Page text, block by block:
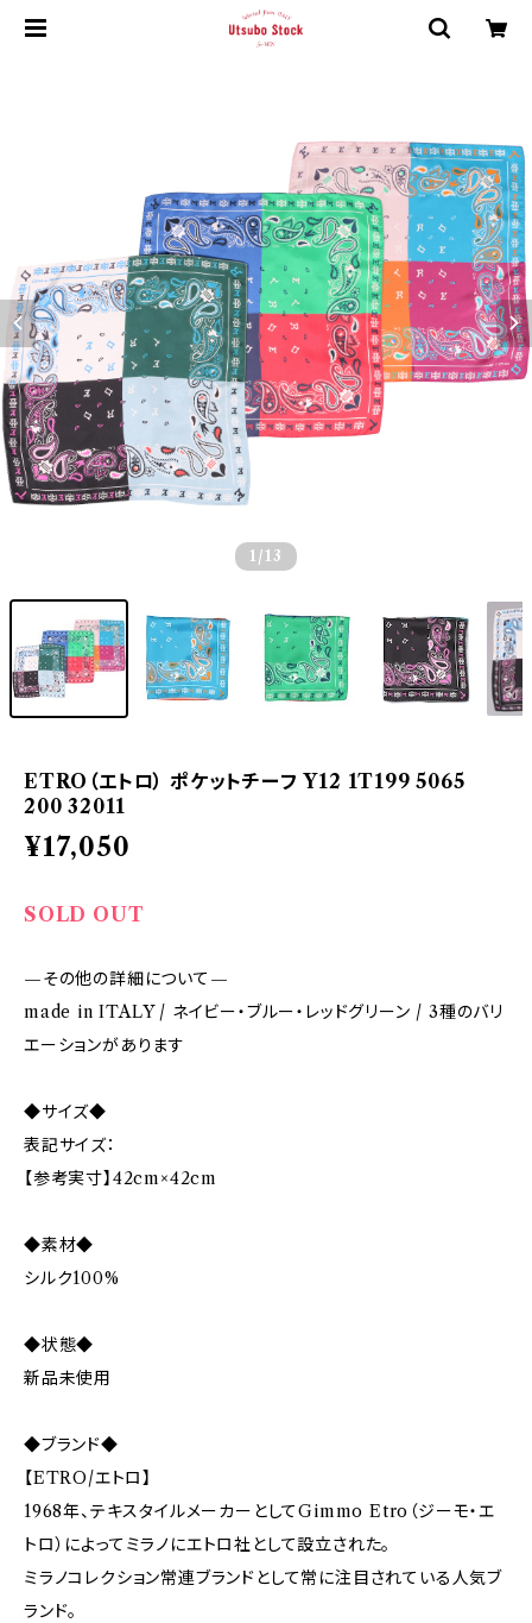
1 /13
ETRO（エトロ） ポケットチーフ Y12 1T199 5065
200 32011
¥17,050
SOLD OUT
—その他の詳細について—
made in ITALY / ネイビー・ブルー・レッドグリーン / 3種のバリ
エーションがあります
◆サイズ◆
表記サイズ：
【参考実寸】42cm×42cm
◆素材◆
シルク100%
◆状態◆
新品未使用
◆ブランド◆
【ETRO/エトロ】
1968年、テキスタイルメーカーとしてGimmo Etro（ジーモ・エ
トロ）によってミラノにエトロ社として設立された。
ミラノコレクション常連ブランドとして常に注目されている人気ブ
ランド。